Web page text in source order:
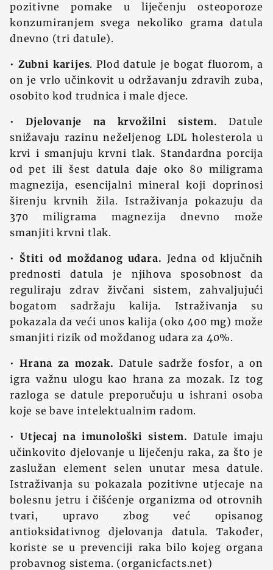
pozitivne pomake u liječenju osteoporoze
konzumiranjem svega nekoliko grama datula
dnevno (tri datule).
• Zubni karijes. Plod datule je bogat fluorom, a
on je vrlo učinkovit u održavanju zdravih zuba,
osobito kod trudnica i male djece.
• Djelovanje na krvožilni sistem.Datule
snižavaju razinu neželjenog LDL holesterola u
krvi i smanjuju krvni tlak. Standardna porcija
od pet ili šest datula daje oko 80 miligrama
magnezija, esencijalni mineral koji doprinosi
širenju krvnih žila. Istraživanja pokazuju da
370 miligrama magnezija dnevno može
smanjiti krvni tlak.
• Štiti od moždanog udara. Jedna od ključnih
prednosti datula je njihova sposobnost da
reguliraju zdrav živčani sistem, zahvaljujući
bogatom sadržaju kalija. Istraživanja su
pokazala da veći unos kalija (oko 400 mg) može
smanjiti rizik od moždanog udara za 40%.
• Hrana za mozak. Datule sadrže fosfor, a on
igra važnu ulogu kao hrana za mozak. Iz tog
razloga se datule preporučuju u ishrani osoba
koje se bave intelektualnim radom.
• Utjecaj na imunološki sistem. Datule imaju
učinkovito djelovanje u liječenju raka, za što je
zaslužan element selen unutar mesa datule.
Istraživanja su pokazala pozitivne utjecaje na
bolesnu jetru i čišćenje organizma od otrovnih
tvari, upravo zbog već opisanog
antioksidativnog djelovanja datula. Također,
koriste se u prevenciji raka bilo kojeg organa
probavnog sistema. (organicfacts.net)